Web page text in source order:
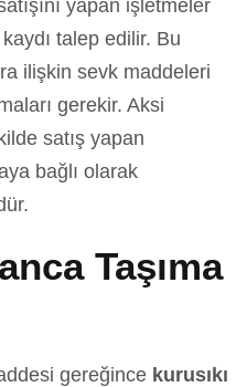
yapan işletmeler
talep edilir. Bu
ilişkin sevk maddeleri
gerekir. Aksi
satış yapan
bağlı olarak
Taşıma
gereğince kurusıkı